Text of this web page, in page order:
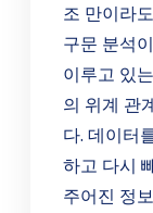
조 만이라
구문 분석
이루고 있
의 위계 관
다. 데이터
하고 다시
주어진 정